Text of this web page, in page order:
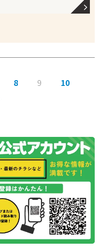
8 9
10